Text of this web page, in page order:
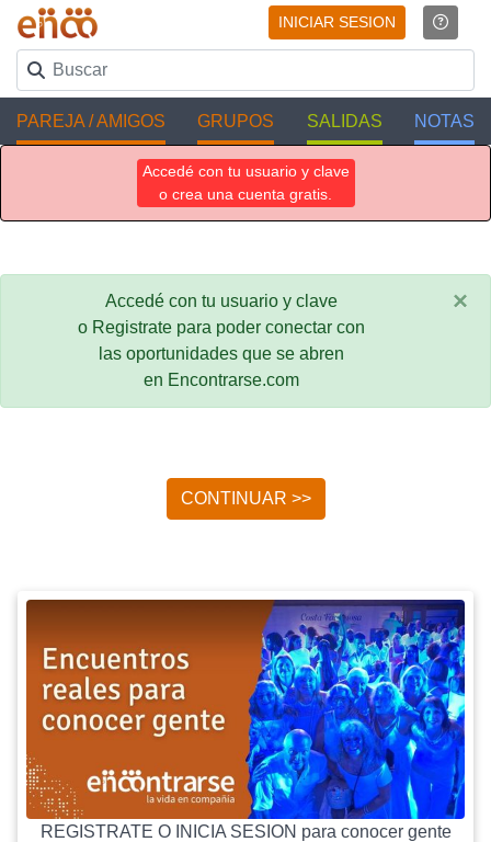
INICIAR SESION
PAREJA / AMIGOS GRUPOS SALIDAS NOTAS
Accedé con tu usuario y clave
o crea una cuenta gratis.
Accedé con tu usuario y clave
o Registrate para poder conectar con
las oportunidades que se abren
en Encontrarse.com
×
CONTINUAR >>
REGISTRATE O INICIA SESION para conocer gente